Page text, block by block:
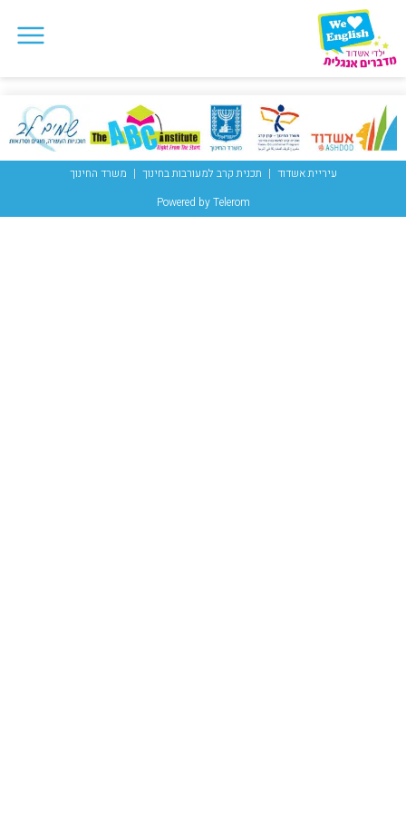
עיריית אשדוד תכנית קרב למעורבות בחינוך
משרד החינוך
Powered by Telerom